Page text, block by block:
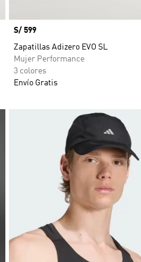
Precio
S/ 599
Zapatillas Adizero EVO SL
Mujer Performance
3 colores
Envío Gratis
Añadir a la lista de deseos